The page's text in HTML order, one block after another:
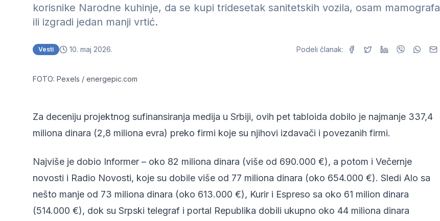
korisnike Narodne kuhinje, da se kupi tridesetak sanitetskih vozila, osam mamografa
ili izgradi jedan manji vrtić.
Vesti 10. maj 2026. Podeli članak:
FOTO: Pexels / energepic.com
Za deceniju projektnog sufinansiranja medija u Srbiji, ovih pet tabloida dobilo je najmanje 337,4
miliona dinara (2,8 miliona evra) preko firmi koje su njihovi izdavači i povezanih firmi.
Najviše je dobio Informer – oko 82 miliona dinara (više od 690.000 €), a potom i Večernje
novosti i Radio Novosti, koje su dobile više od 77 miliona dinara (oko 654.000 €). Sledi Alo sa
nešto manje od 73 miliona dinara (oko 613.000 €), Kurir i Espreso sa oko 61 milion dinara
(514.000 €), dok su Srpski telegraf i portal Republika dobili ukupno oko 44 miliona dinara